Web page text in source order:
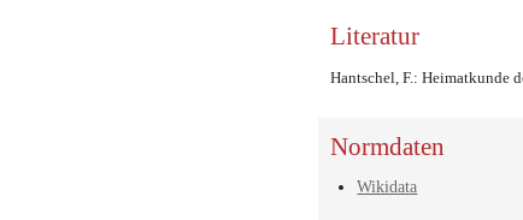
Literatur
Hantschel, F.: Heimatkunde
Normdaten
Wikidata